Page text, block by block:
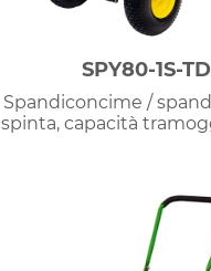
SPY80-1S-TD
Spandiconcime /
spinta, capacità